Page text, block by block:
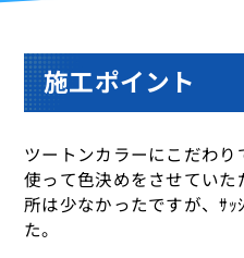
施工ポイント
ツートンカラーにこだわり
使って色決めをさせてい
所は少なかったですが、ｻ
た。